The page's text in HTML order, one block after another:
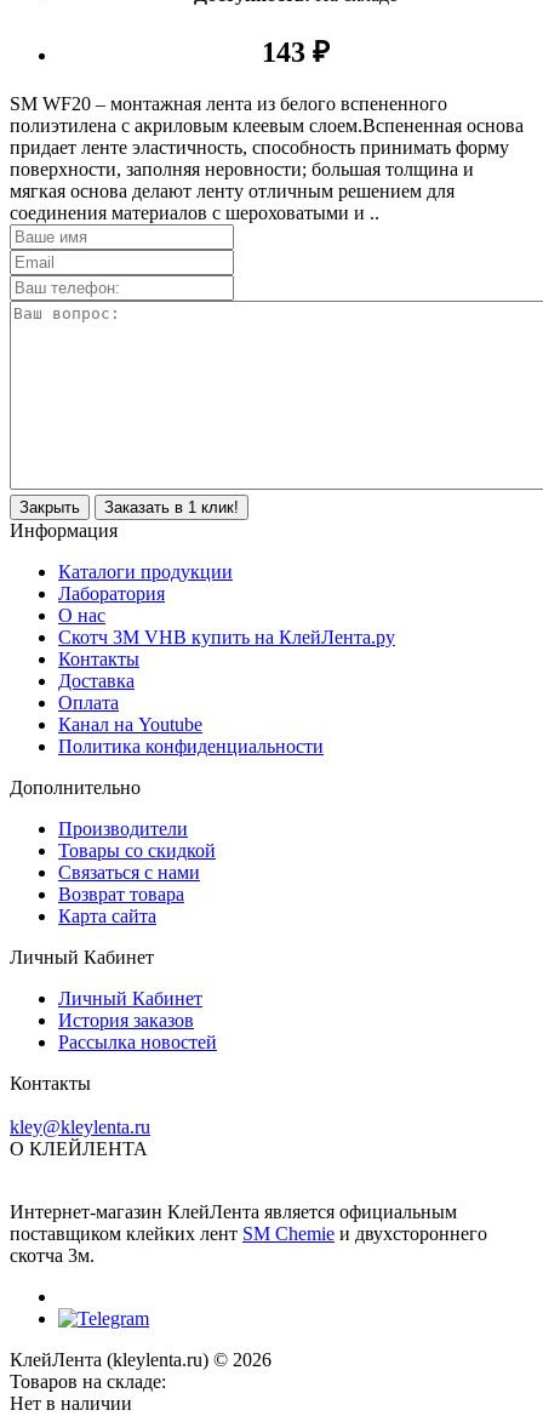
143 ₽
SM WF20 – монтажная лента из белого вспененного
полиэтилена с акриловым клеевым слоем.Вспененная основа
придает ленте эластичность, способность принимать форму
поверхности, заполняя неровности; большая толщина и
мягкая основа делают ленту отличным решением для
соединения материалов с шероховатыми и ..
Закрыть Заказать в 1 клик!
Информация
Каталоги продукции
Лаборатория
О нас
Скотч 3M VHB купить на КлейЛента.ру
Контакты
Доставка
Оплата
Канал на Youtube
Политика конфиденциальности
Дополнительно
Производители
Товары со скидкой
Связаться с нами
Возврат товара
Карта сайта
Личный Кабинет
Личный Кабинет
История заказов
Рассылка новостей
Контакты
kley@kleylenta.ru
О КЛЕЙЛЕНТА
Интернет-магазин КлейЛента является официальным
поставщиком клейких лент SM Chemie и двухстороннего
скотча 3м.
КлейЛента (kleylenta.ru) © 2026
Товаров на складе:
Нет в наличии